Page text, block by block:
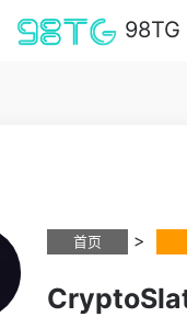
98TG
首页 >